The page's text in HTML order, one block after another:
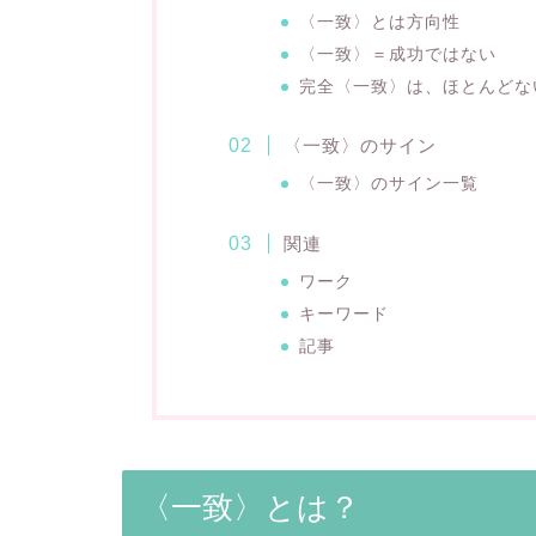
〈一致〉とは方向性
〈一致〉＝成功ではない
完全〈一致〉は、ほとんどな
〈一致〉のサイン
〈一致〉のサイン一覧
関連
ワーク
キーワード
記事
〈一致〉とは？